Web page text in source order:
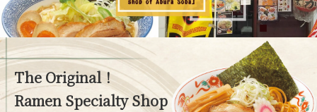
The Original！
Ramen Specialty Shop